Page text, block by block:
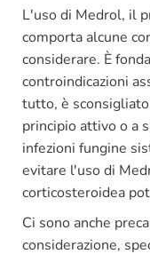
L'uso di Medrol, il
comporta alcune
considerare. È
controindicazioni
tutto, è
principio attivo o a
infezioni fungine
evitare l'uso di
corticosteroidea
Ci sono anche
considerazione,